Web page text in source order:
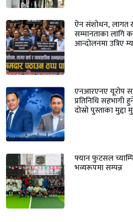
ऐन संशोधन, लागत
सम्मानताका लागि
आन्दोलनमा उत्रिए
एनआरएनए यूरोप
प्रतिनिधि सहभागी
दोस्रो पुस्ताका
फ्यान फुटसल
भव्यरूपमा सम्पन्न